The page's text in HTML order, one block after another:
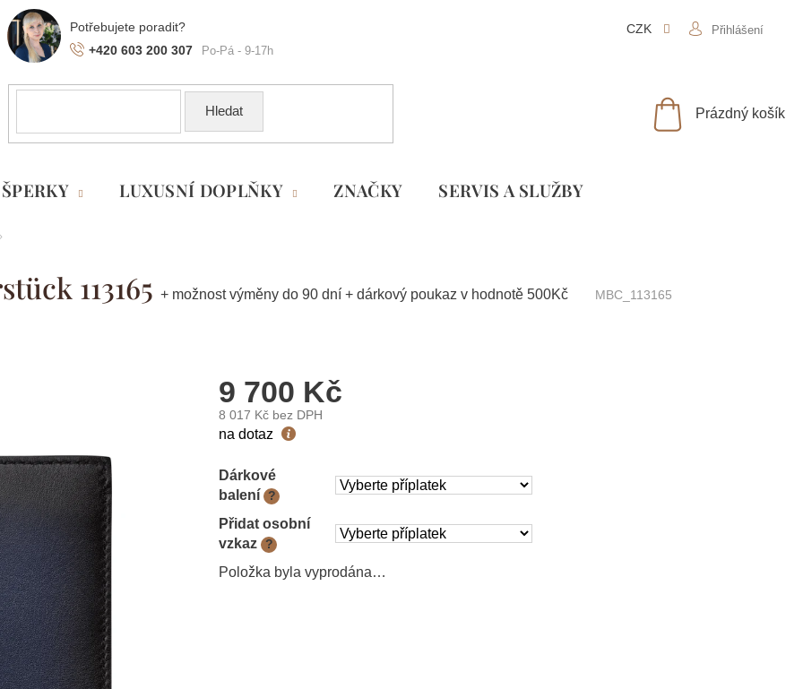
+420 603 200 307
CZK Přihlášení
Hledat
NÁKUPNÍ
Prázdný košík
ŠPERKY LUXUSNÍ DOPLŇKY ZNAČKY SLUŽBY
113165 + možnost výměny do 90 dní + dárkový poukaz v hodnotě 500Kč MBC_113165
9 700 Kč
8 017 Kč bez DPH
Měrná
na dotaz
Dárkové
balení
?
Přidat osobní
vzkaz
?
Položka byla vyprodána…